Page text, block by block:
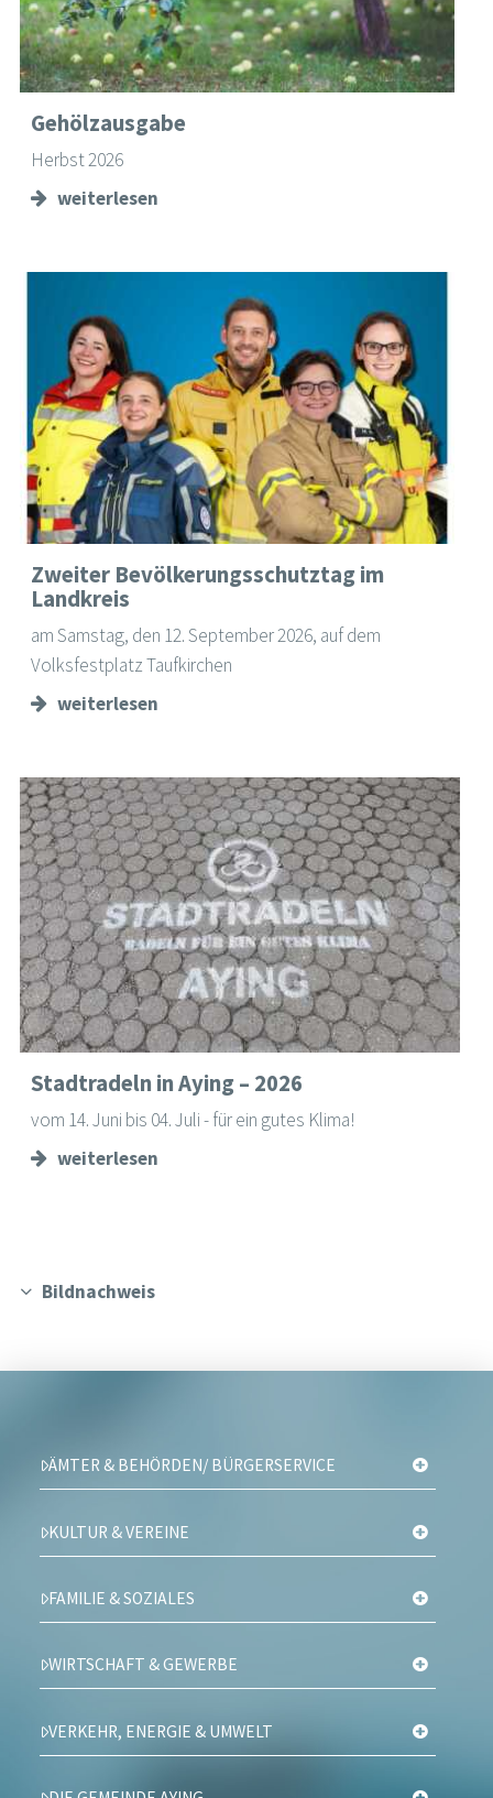
Gehölzausgabe
Herbst 2026
weiterlesen
Zweiter Bevölkerungsschutztag im
Landkreis
am Samstag, den 12. September 2026, auf dem
Volksfestplatz Taufkirchen
weiterlesen
Stadtradeln in Aying – 2026
vom 14. Juni bis 04. Juli - für ein gutes Klima!
weiterlesen
Bildnachweis
ÄMTER & BEHÖRDEN/ BÜRGERSERVICE
KULTUR & VEREINE
FAMILIE & SOZIALES
WIRTSCHAFT & GEWERBE
VERKEHR, ENERGIE & UMWELT